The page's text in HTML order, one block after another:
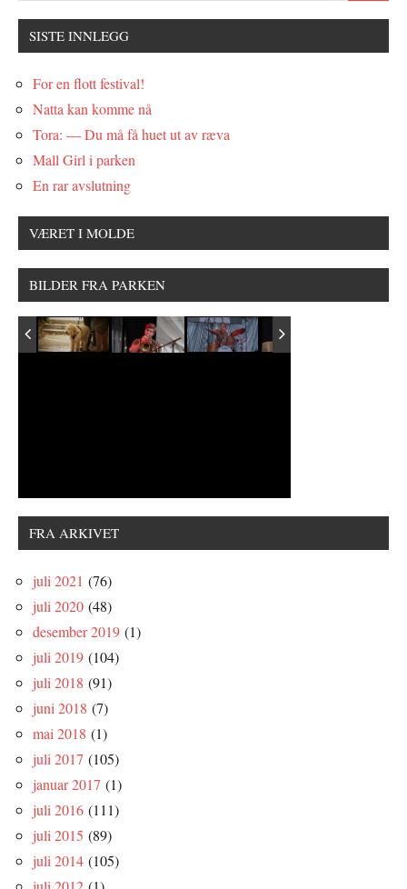
SISTE INNLEGG
For en flott festival!
Natta kan komme nå
Tora: — Du må få huet ut av ræva
Mall Girl i parken
En rar avslutning
VÆRET I MOLDE
BILDER FRA PARKEN
FRA ARKIVET
juli 2021 (76)
juli 2020 (48)
desember 2019 (1)
juli 2019 (104)
juli 2018 (91)
juni 2018 (7)
mai 2018 (1)
juli 2017 (105)
januar 2017 (1)
juli 2016 (111)
juli 2015 (89)
juli 2014 (105)